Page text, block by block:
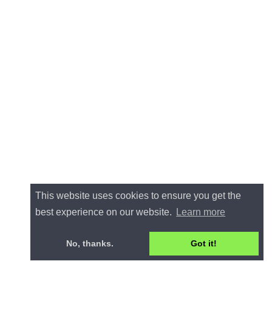
This website uses cookies to ensure you get the
best experience on our website.
Learn more
No, thanks. Got it!